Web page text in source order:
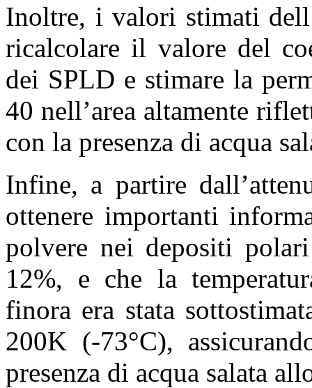
Inoltre, i valori stimati
ricalcolare il valore del
dei SPLD e stimare la
40 nell’area altamente
con la presenza di acqua
Infine, a partire
ottenere importanti
polvere nei depositi
12%, e che la
finora era stata
200K (-73°C),
presenza di acqua salata